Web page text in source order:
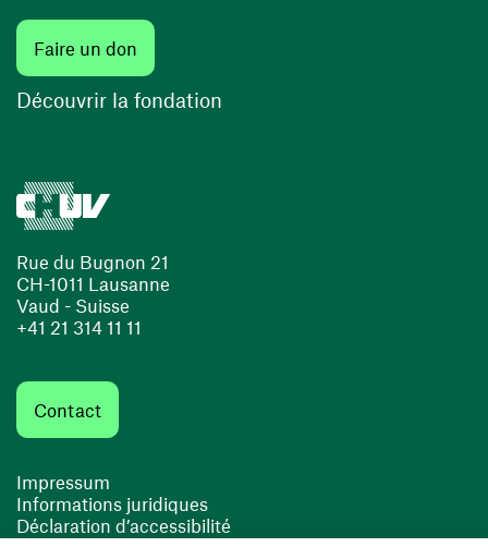
Rue du Bugnon 21
CH-1011 Lausanne
Vaud - Suisse
+41 21 314 11 11
Contact
Impressum
Informations juridiques
Déclaration d’accessibilité
Faire un don
Découvrir la fondation